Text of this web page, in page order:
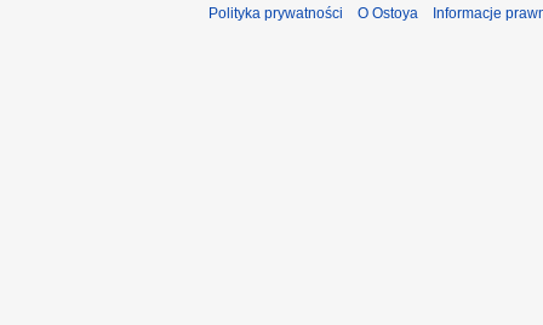
Polityka prywatności O Ostoya Informacje